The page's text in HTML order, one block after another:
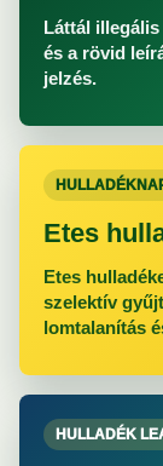
Láttál
és a rövid
jelzés.
Etes
Etes
szelektív
lomtalanítás
HULLADÉK